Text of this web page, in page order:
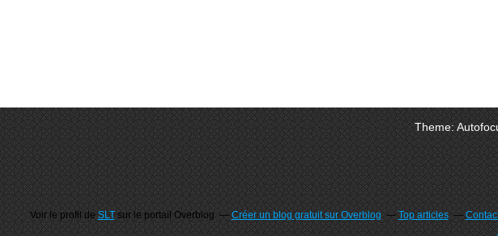
Theme:
Voir le profil deSLTsur le portail Overblog Créer un blog gratuit sur Overblog Top articles